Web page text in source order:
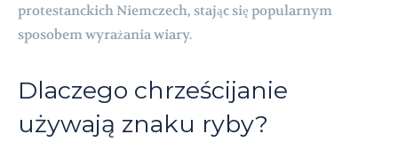
protestanckich Niemczech, stając się popularnym
sposobem wyrażania wiary.
Dlaczego chrześcijanie
używają znaku ryby?